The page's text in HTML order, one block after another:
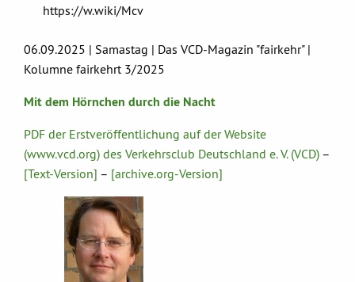
https://w.wiki/Mcv
06.09.2025 | Samastag | Das VCD-Magazin "fairkehr" |
Kolumne fairkehrt 3/2025
Mit dem Hörnchen durch die Nacht
PDF der Erstveröffentlichung auf der Website
(www.vcd.org) des Verkehrsclub Deutschland e. V. (VCD) –
[Text-Version] – [archive.org-Version]